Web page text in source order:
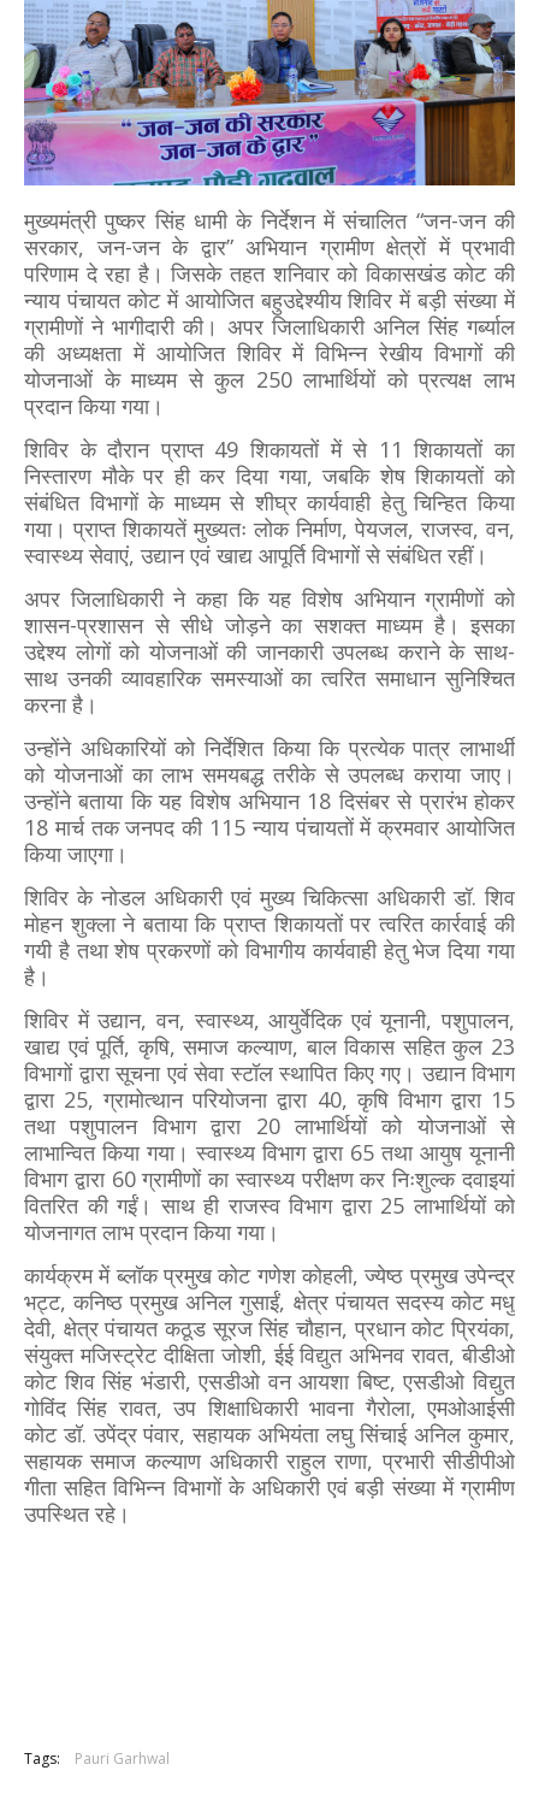
मुख्यमंत्री पुष्कर सिंह धामी के निर्देशन में संचालित “जन-जन की
सरकार, जन-जन के द्वार” अभियान ग्रामीण क्षेत्रों में प्रभावी
परिणाम दे रहा है। जिसके तहत शनिवार को विकासखंड कोट की
न्याय पंचायत कोट में आयोजित बहुउद्देश्यीय शिविर में बड़ी संख्या में
ग्रामीणों ने भागीदारी की। अपर जिलाधिकारी अनिल सिंह गर्ब्याल
की अध्यक्षता में आयोजित शिविर में विभिन्न रेखीय विभागों की
योजनाओं के माध्यम से कुल 250 लाभार्थियों को प्रत्यक्ष लाभ
प्रदान किया गया।
शिविर के दौरान प्राप्त 49 शिकायतों में से 11 शिकायतों का
निस्तारण मौके पर ही कर दिया गया, जबकि शेष शिकायतों को
संबंधित विभागों के माध्यम से शीघ्र कार्यवाही हेतु चिन्हित किया
गया। प्राप्त शिकायतें मुख्यतः लोक निर्माण, पेयजल, राजस्व, वन,
स्वास्थ्य सेवाएं, उद्यान एवं खाद्य आपूर्ति विभागों से संबंधित रहीं।
अपर जिलाधिकारी ने कहा कि यह विशेष अभियान ग्रामीणों को
शासन-प्रशासन से सीधे जोड़ने का सशक्त माध्यम है। इसका
उद्देश्य लोगों को योजनाओं की जानकारी उपलब्ध कराने के साथ-
साथ उनकी व्यावहारिक समस्याओं का त्वरित समाधान सुनिश्चित
करना है।
उन्होंने अधिकारियों को निर्देशित किया कि प्रत्येक पात्र लाभार्थी
को योजनाओं का लाभ समयबद्ध तरीके से उपलब्ध कराया जाए।
उन्होंने बताया कि यह विशेष अभियान 18 दिसंबर से प्रारंभ होकर
18 मार्च तक जनपद की 115 न्याय पंचायतों में क्रमवार आयोजित
किया जाएगा।
शिविर के नोडल अधिकारी एवं मुख्य चिकित्सा अधिकारी डॉ. शिव
मोहन शुक्ला ने बताया कि प्राप्त शिकायतों पर त्वरित कार्रवाई की
गयी है तथा शेष प्रकरणों को विभागीय कार्यवाही हेतु भेज दिया गया
है।
शिविर में उद्यान, वन, स्वास्थ्य, आयुर्वेदिक एवं यूनानी, पशुपालन,
खाद्य एवं पूर्ति, कृषि, समाज कल्याण, बाल विकास सहित कुल 23
विभागों द्वारा सूचना एवं सेवा स्टॉल स्थापित किए गए। उद्यान विभाग
द्वारा 25, ग्रामोत्थान परियोजना द्वारा 40, कृषि विभाग द्वारा 15
तथा पशुपालन विभाग द्वारा 20 लाभार्थियों को योजनाओं से
लाभान्वित किया गया। स्वास्थ्य विभाग द्वारा 65 तथा आयुष यूनानी
विभाग द्वारा 60 ग्रामीणों का स्वास्थ्य परीक्षण कर निःशुल्क दवाइयां
वितरित की गईं। साथ ही राजस्व विभाग द्वारा 25 लाभार्थियों को
योजनागत लाभ प्रदान किया गया।
कार्यक्रम में ब्लॉक प्रमुख कोट गणेश कोहली, ज्येष्ठ प्रमुख उपेन्द्र
भट्ट, कनिष्ठ प्रमुख अनिल गुसाईं, क्षेत्र पंचायत सदस्य कोट मधु
देवी, क्षेत्र पंचायत कठूड सूरज सिंह चौहान, प्रधान कोट प्रियंका,
संयुक्त मजिस्ट्रेट दीक्षिता जोशी, ईई विद्युत अभिनव रावत, बीडीओ
कोट शिव सिंह भंडारी, एसडीओ वन आयशा बिष्ट, एसडीओ विद्युत
गोविंद सिंह रावत, उप शिक्षाधिकारी भावना गैरोला, एमओआईसी
कोट डॉ. उपेंद्र पंवार, सहायक अभियंता लघु सिंचाई अनिल कुमार,
सहायक समाज कल्याण अधिकारी राहुल राणा, प्रभारी सीडीपीओ
गीता सहित विभिन्न विभागों के अधिकारी एवं बड़ी संख्या में ग्रामीण
उपस्थित रहे।
Tags: Pauri Garhwal